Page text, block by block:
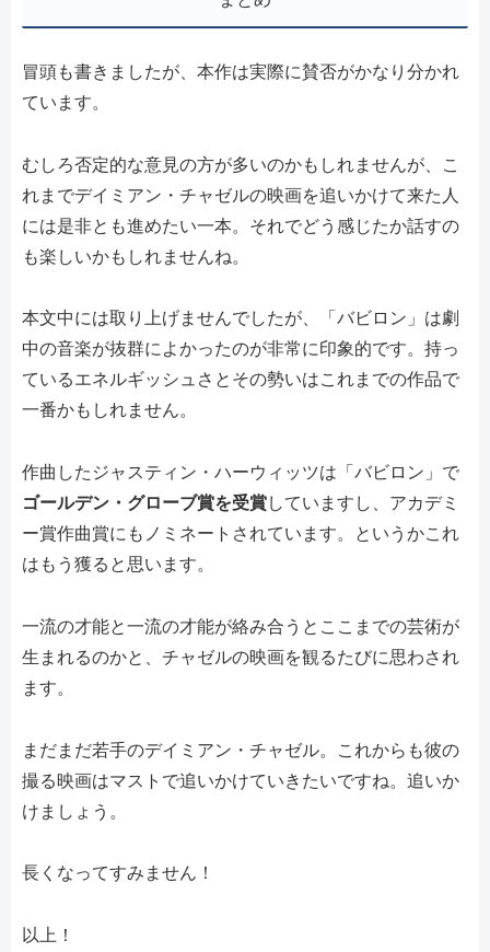
冒頭も書きましたが、本作は実際に賛否がかなり分かれ
ています。
むしろ否定的な意見の方が多いのかもしれませんが、こ
れまでデイミアン・チャゼルの映画を追いかけて来た人
には是非とも進めたい一本。それでどう感じたか話すの
も楽しいかもしれませんね。
本文中には取り上げませんでしたが、「バビロン」は劇
中の音楽が抜群によかったのが非常に印象的です。持っ
ているエネルギッシュさとその勢いはこれまでの作品で
一番かもしれません。
作曲したジャスティン・ハーウィッツは「バビロン」で
ゴールデン・グローブ賞を受賞していますし、アカデミ
ー賞作曲賞にもノミネートされています。というかこれ
はもう獲ると思います。
一流の才能と一流の才能が絡み合うとここまでの芸術が
生まれるのかと、チャゼルの映画を観るたびに思わされ
ます。
まだまだ若手のデイミアン・チャゼル。これからも彼の
撮る映画はマストで追いかけていきたいですね。追いか
けましょう。
長くなってすみません！
以上！